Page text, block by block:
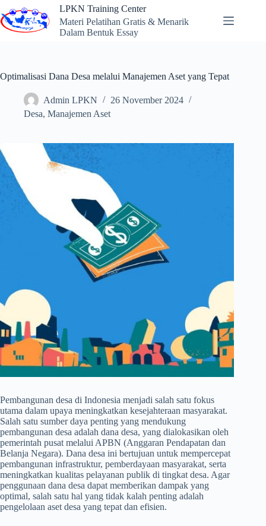
to
content
LPKN Training Center
Materi Pelatihan Gratis & Menarik
Dalam Bentuk Essay
Optimalisasi Dana Desa melalui Manajemen Aset yang Tepat
Admin LPKN
26 November 2024
Desa, Manajemen Aset
Pembangunan desa di Indonesia menjadi salah satu fokus
utama dalam upaya meningkatkan kesejahteraan masyarakat.
Salah satu sumber daya penting yang mendukung
pembangunan desa adalah dana desa, yang dialokasikan oleh
pemerintah pusat melalui APBN (Anggaran Pendapatan dan
Belanja Negara). Dana desa ini bertujuan untuk mempercepat
pembangunan infrastruktur, pemberdayaan masyarakat, serta
meningkatkan kualitas pelayanan publik di tingkat desa. Agar
penggunaan dana desa dapat memberikan dampak yang
optimal, salah satu hal yang tidak kalah penting adalah
pengelolaan aset desa yang tepat dan efisien.